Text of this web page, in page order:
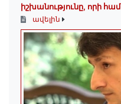
իշխանությունը, որի
ավելին